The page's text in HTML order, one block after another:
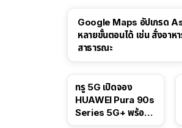
Google Maps อัปเกรด
หลายขั้นตอนได้ เช่น สั่งอาห
สาธารณะ
ทรู 5G เปิดจอง
HUAWEI Pura 90s
Series 5G+ พร้อม